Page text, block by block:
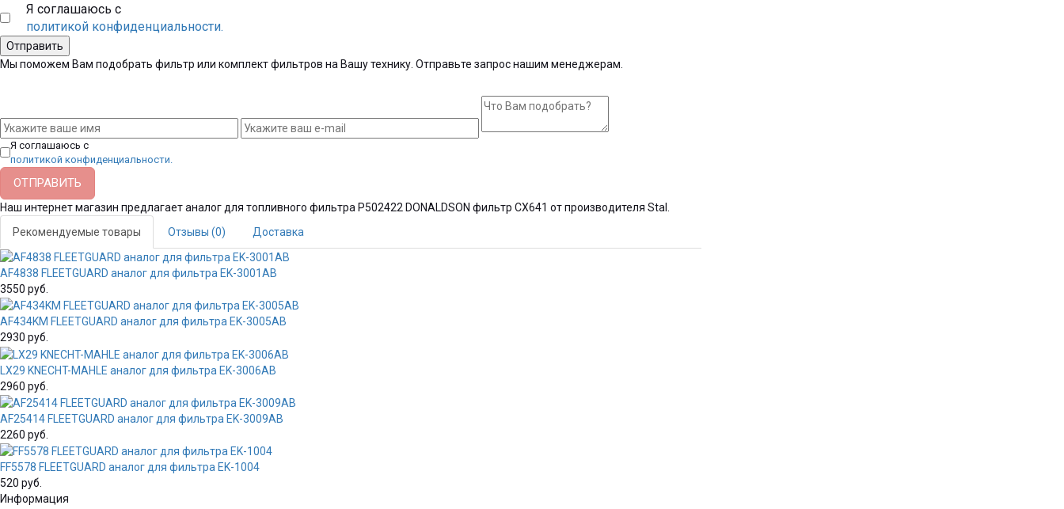
Я соглашаюсь с
политикой конфиденциальности.
Мы поможем Вам подобрать фильтр или комплект фильтров на Вашу технику. Отправьте запрос нашим менеджерам.
Я соглашаюсь с
политикой конфиденциальности.
Наш интернет магазин предлагает аналог для топливного фильтра P502422 DONALDSON фильтр CX641 от производителя Stal
Рекомендуемые товары
Отзывы (0) Доставка
AF4838 FLEETGUARD аналог для фильтра EK-3001AB
3550 руб.
AF434KM FLEETGUARD аналог для фильтра EK-3005AB
2930 руб.
LX29 KNECHT-MAHLE аналог для фильтра EK-3006AB
2960 руб.
AF25414 FLEETGUARD аналог для фильтра EK-3009AB
2260 руб.
FF5578 FLEETGUARD аналог для фильтра EK-1004
520 руб.
Информация